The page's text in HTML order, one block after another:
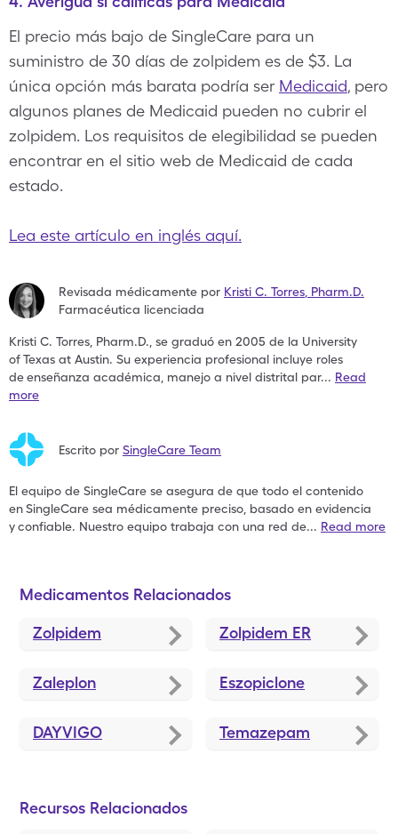
El precio más bajo de SingleCare para un
suministro de 30 días de zolpidem es de $3. La
única opción más barata podría ser Medicaid, pero
algunos planes de Medicaid pueden no cubrir el
zolpidem. Los requisitos de elegibilidad se pueden
encontrar en el sitio web de Medicaid de cada
estado.
Lea este artículo en inglés aquí.
Revisada médicamente por Kristi C. Torres Pharm.D.
Farmacéutica licenciada
Kristi C. Torres, Pharm.D., se graduó en 2005 de la University
ofTexas at Austin. Su experiencia profesional incluye roles
deenseñanza académica, manejo a nivel distrital par... Read
more
Escrito por SingleCare Team
El equipo de SingleCare se asegura de que todo el contenido
enSingleCare sea médicamente preciso, basado en evidencia
yconfiable. Nuestro equipo trabaja con una red de... Read more
Medicamentos Relacionados
Zolpidem Zolpidem ER
Zaleplon Eszopiclone
DAYVIGO Temazepam
Recursos Relacionados